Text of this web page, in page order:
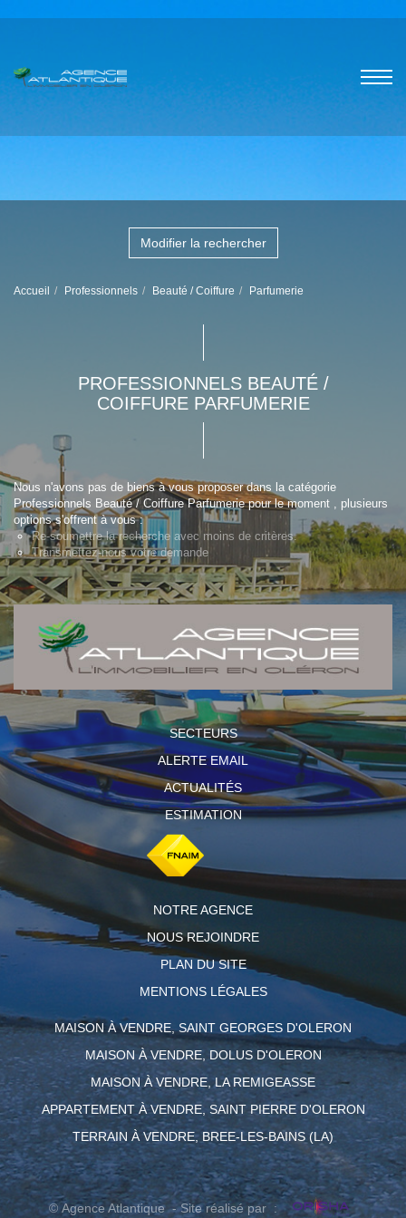
Modifier la rechercher
Accueil Professionnels Beauté / Coiffure Parfumerie
PROFESSIONNELS BEAUTÉ /
COIFFURE PARFUMERIE
Nous n'avons pas de biens à vous proposer dans la catégorie
Professionnels Beauté / Coiffure Parfumerie pour le moment , plusieurs
options s'offrent à vous :
Re-soumettre la recherche avec moins de critères.
Transmettez-nous votre demande
SECTEURS
ALERTE EMAIL
ACTUALITÉS
ESTIMATION
NOTRE AGENCE
NOUS REJOINDRE
PLAN DU SITE
MENTIONS LÉGALES
MAISON À VENDRE, SAINT GEORGES D'OLERON
MAISON À VENDRE, DOLUS D'OLERON
MAISON À VENDRE, LA REMIGEASSE
APPARTEMENT À VENDRE, SAINT PIERRE D'OLERON
TERRAIN À VENDRE, BREE-LES-BAINS (LA)
© Agence Atlantique - Site réalisé par :